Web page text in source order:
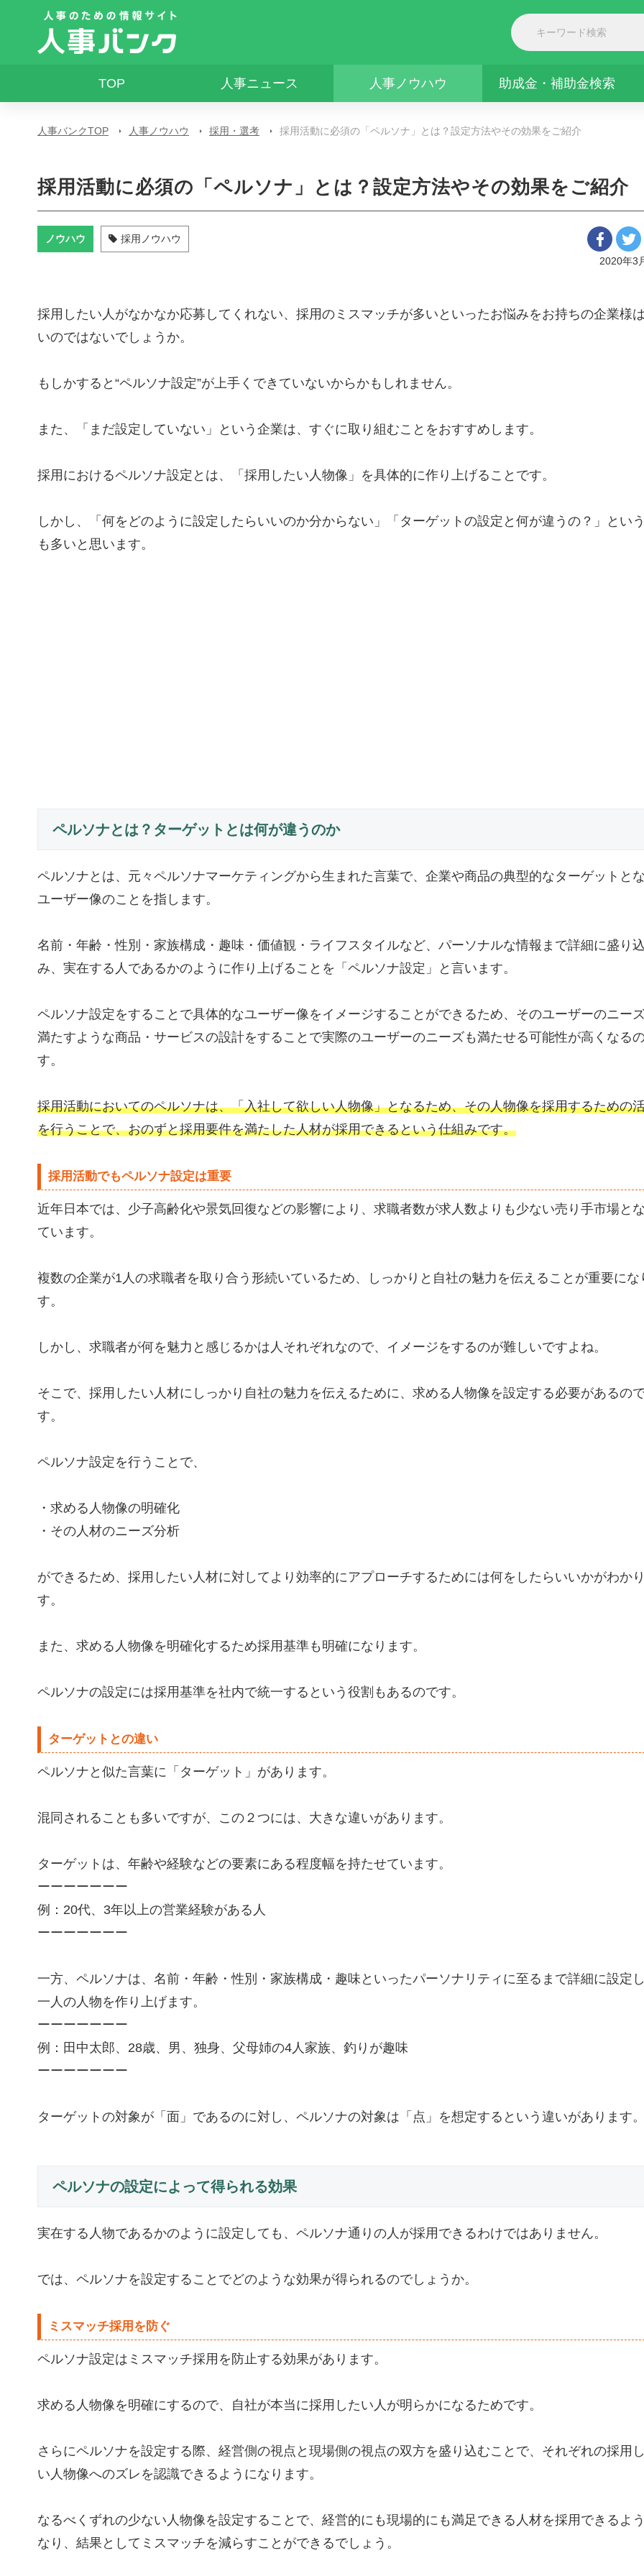
TOP 人事ニュース 人事ノウハウ 助成金・補助金検索
人事バンクTOP 人事ノウハウ 採用・選考 採用活動に必須の「ペルソナ」とは？設定方法やその効果をご紹介
採用活動に必須の「ペルソナ」とは？設定方法やその効果をご紹介
ノウハウ
採用ノウハウ
2020年3
採用したい人がなかなか応募してくれない、採用のミスマッチが多いといったお悩みをお持ちの企業様
いのではないでしょうか。
もしかすると“ペルソナ設定”が上手くできていないからかもしれません。
また、「まだ設定していない」という企業は、すぐに取り組むことをおすすめします。
採用におけるペルソナ設定とは、「採用したい人物像」を具体的に作り上げることです。
しかし、「何をどのように設定したらいいのか分からない」「ターゲットの設定と何が違うの？」とい
も多いと思います。
ペルソナとは？ターゲットとは何が違うのか
ペルソナとは、元々ペルソナマーケティングから生まれた言葉で、企業や商品の典型的なターゲットと
ユーザー像のことを指します。
名前・年齢・性別・家族構成・趣味・価値観・ライフスタイルなど、パーソナルな情報まで詳細に盛り
み、実在する人であるかのように作り上げることを「ペルソナ設定」と言います。
ペルソナ設定をすることで具体的なユーザー像をイメージすることができるため、そのユーザーのニー
満たすような商品・サービスの設計をすることで実際のユーザーのニーズも満たせる可能性が高くなる
す。
採用活動においてのペルソナは、「入社して欲しい人物像」となるため、その人物像を採用するための
を行うことで、おのずと採用要件を満たした人材が採用できるという仕組みです。
採用活動でもペルソナ設定は重要
近年日本では、少子高齢化や景気回復などの影響により、求職者数が求人数よりも少ない売り手市場と
ています。
複数の企業が1人の求職者を取り合う形続いているため、しっかりと自社の魅力を伝えることが重要にな
す。
しかし、求職者が何を魅力と感じるかは人それぞれなので、イメージをするのが難しいですよね。
そこで、採用したい人材にしっかり自社の魅力を伝えるために、求める人物像を設定する必要があるの
す。
ペルソナ設定を行うことで、
・求める人物像の明確化
・その人材のニーズ分析
ができるため、採用したい人材に対してより効率的にアプローチするためには何をしたらいいかがわか
す。
また、求める人物像を明確化するため採用基準も明確になります。
ペルソナの設定には採用基準を社内で統一するという役割もあるのです。
ターゲットとの違い
ペルソナと似た言葉に「ターゲット」があります。
混同されることも多いですが、この２つには、大きな違いがあります。
ターゲットは、年齢や経験などの要素にある程度幅を持たせています。
ーーーーーーー
例：20代、3年以上の営業経験がある人
ーーーーーーー
一方、ペルソナは、名前・年齢・性別・家族構成・趣味といったパーソナリティに至るまで詳細に設定
一人の人物を作り上げます。
ーーーーーーー
例：田中太郎、28歳、男、独身、父母姉の4人家族、釣りが趣味
ーーーーーーー
ターゲットの対象が「面」であるのに対し、ペルソナの対象は「点」を想定するという違いがあります
ペルソナの設定によって得られる効果
実在する人物であるかのように設定しても、ペルソナ通りの人が採用できるわけではありません。
では、ペルソナを設定することでどのような効果が得られるのでしょうか。
ミスマッチ採用を防ぐ
ペルソナ設定はミスマッチ採用を防止する効果があります。
求める人物像を明確にするので、自社が本当に採用したい人が明らかになるためです。
さらにペルソナを設定する際、経営側の視点と現場側の視点の双方を盛り込むことで、それぞれの採用
い人物像へのズレを認識できるようになります。
なるべくずれの少ない人物像を設定することで、経営的にも現場的にも満足できる人材を採用できるよ
なり、結果としてミスマッチを減らすことができるでしょう。